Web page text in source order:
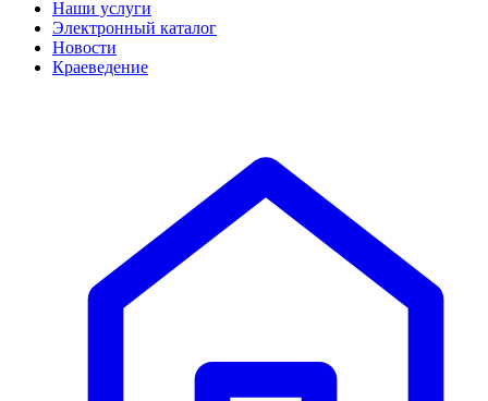
Наши услуги
Электронный каталог
Новости
Краеведение